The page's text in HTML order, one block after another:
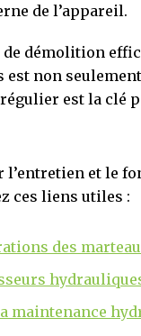
de l’appareil.
démolition
non
est la clé
l’entretien et le
ces liens utiles :
des
maintenance